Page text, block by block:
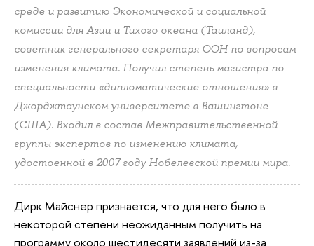
среде и развитию Экономической и социальной
комиссии для Азии и Тихого океана (Таиланд),
советник генерального секретаря ООН по вопросам
изменения климата. Получил степень магистра по
специальности «дипломатические отношения» в
Джорджтаунском университете в Вашингтоне
(США). Входил в состав Межправительственной
группы экспертов по изменению климата,
удостоенной в 2007 году Нобелевской премии мира.
Дирк Майснер признается, что для него было в
некоторой степени неожиданным получить на
программу около шестидесяти заявлений из-за